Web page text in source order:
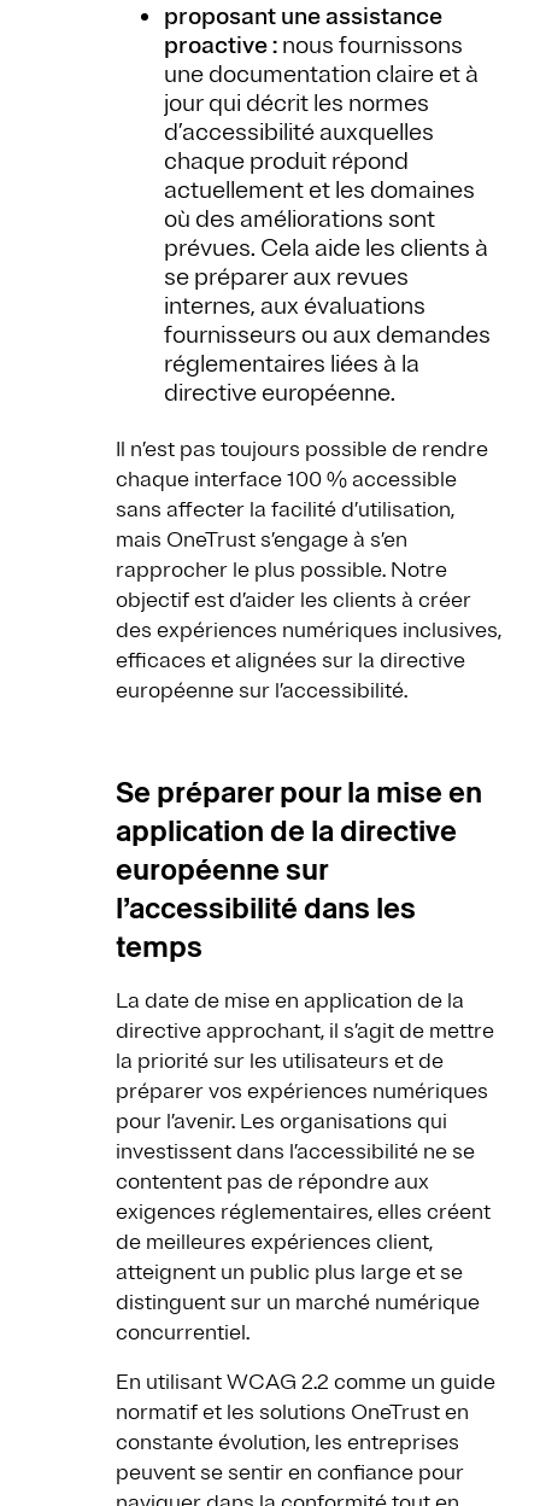
proposant une assistance
proactive : nous fournissons
une documentation claire et à
jour qui décrit les normes
d’accessibilité auxquelles
chaque produit répond
actuellement et les domaines
où des améliorations sont
prévues. Cela aide les clients à
se préparer aux revues
internes, aux évaluations
fournisseurs ou aux demandes
réglementaires liées à la
directive européenne.
Il n’est pas toujours possible de rendre
chaque interface 100 % accessible
sans affecter la facilité d’utilisation,
mais OneTrust s’engage à s’en
rapprocher le plus possible. Notre
objectif est d’aider les clients à créer
des expériences numériques inclusives,
efficaces et alignées sur la directive
européenne sur l’accessibilité.
Se préparer pour la mise en
application de la directive
européenne sur
l’accessibilité dans les
temps
La date de mise en application de la
directive approchant, il s’agit de mettre
la priorité sur les utilisateurs et de
préparer vos expériences numériques
pour l’avenir. Les organisations qui
investissent dans l’accessibilité ne se
contentent pas de répondre aux
exigences réglementaires, elles créent
de meilleures expériences client,
atteignent un public plus large et se
distinguent sur un marché numérique
concurrentiel.
En utilisant WCAG 2.2 comme un guide
normatif et les solutions OneTrust en
constante évolution, les entreprises
peuvent se sentir en confiance pour